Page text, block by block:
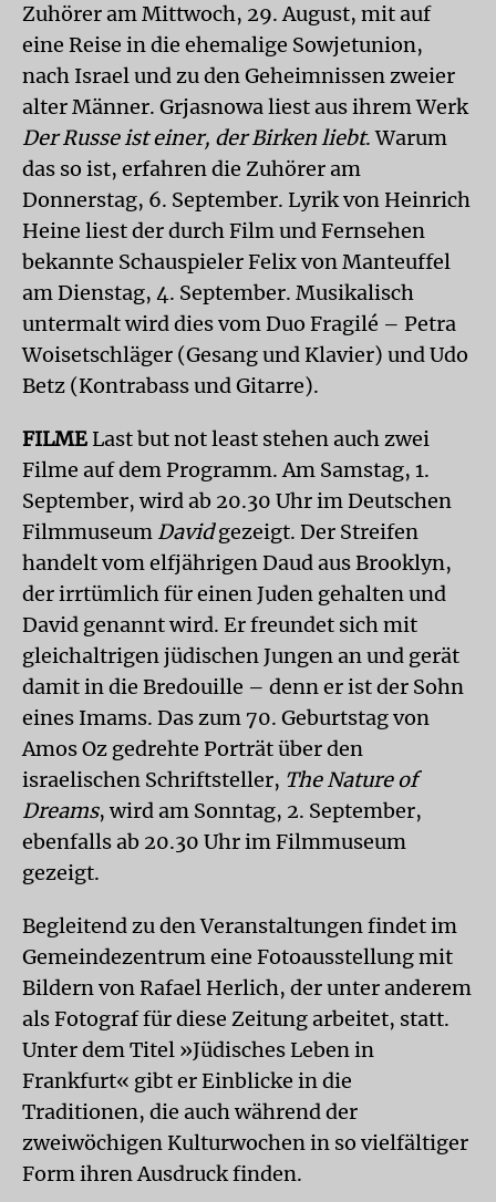
Zuhörer am Mittwoch, 29. August, mit auf
eine Reise in die ehemalige Sowjetunion,
nach Israel und zu den Geheimnissen zweier
alter Männer. Grjasnowa liest aus ihrem Werk
Der Russe ist einer, der Birken liebt. Warum
das so ist, erfahren die Zuhörer am
Donnerstag, 6. September. Lyrik von Heinrich
Heine liest der durch Film und Fernsehen
bekannte Schauspieler Felix von Manteuffel
am Dienstag, 4. September. Musikalisch
untermalt wird dies vom Duo Fragilé – Petra
Woisetschläger (Gesang und Klavier) und Udo
Betz (Kontrabass und Gitarre).
FILME Last but not least stehen auch zwei
Filme auf dem Programm. Am Samstag, 1.
September, wird ab 20.30 Uhr im Deutschen
Filmmuseum Davidgezeigt. Der Streifen
handelt vom elfjährigen Daud aus Brooklyn,
der irrtümlich für einen Juden gehalten und
David genannt wird. Er freundet sich mit
gleichaltrigen jüdischen Jungen an und gerät
damit in die Bredouille – denn er ist der Sohn
eines Imams. Das zum 70. Geburtstag von
Amos Oz gedrehte Porträt über den
israelischen Schriftsteller, The Nature of
Dreams, wird am Sonntag, 2. September,
ebenfalls ab 20.30 Uhr im Filmmuseum
gezeigt.
Begleitend zu den Veranstaltungen findet im
Gemeindezentrum eine Fotoausstellung mit
Bildern von Rafael Herlich, der unter anderem
als Fotograf für diese Zeitung arbeitet, statt.
Unter dem Titel »Jüdisches Leben in
Frankfurt« gibt er Einblicke in die
Traditionen, die auch während der
zweiwöchigen Kulturwochen in so vielfältiger
Form ihren Ausdruck finden.